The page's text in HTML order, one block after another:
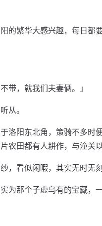
的繁华大感兴趣，每日都
带，就我们夫妻俩。」
从。
洛阳东北角，策骑不多时
农田都有人耕作，与潼关
，看似闲暇，其实无时无
为那个子虚乌有的宝藏，